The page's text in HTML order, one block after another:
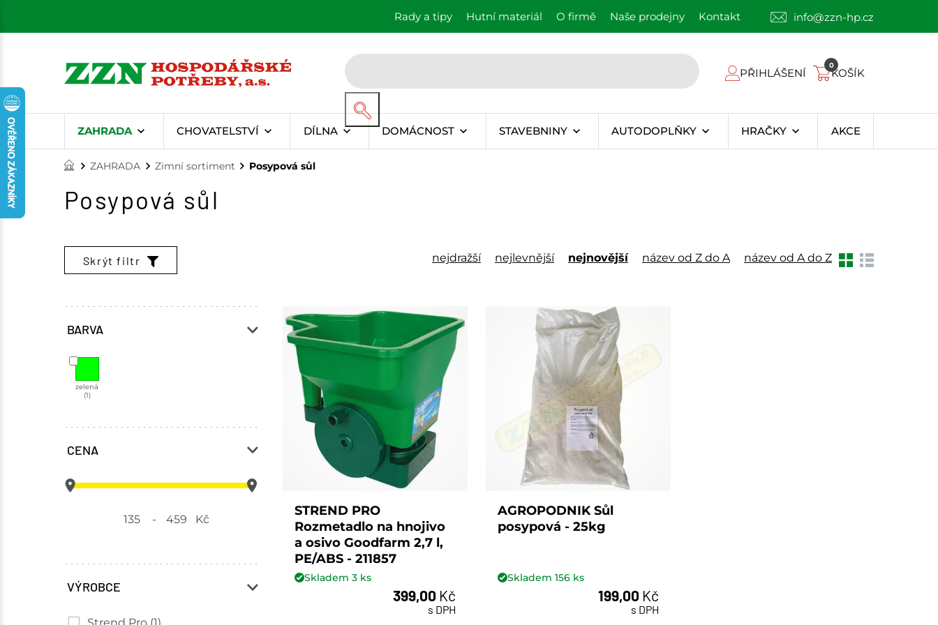
Rady a tipy Hutní materiál O firmě Naše prodejny Kontakt info@zzn-hp.cz
PŘIHLÁŠENÍ
0
KOŠÍK
ZAHRADA CHOVATELSTVÍ DÍLNA DOMÁCNOST STAVEBNINY AUTODOPLŇKY HRAČKY AKCE
ZAHRADA Zimní sortiment Posypová sůl
Posypová sůl
Skrýt filtr nejdražší nejlevnější nejnovější název od Z do A název od A do Z
BARVA
zelená
(1)
CENA
- Kč
VÝROBCE
STREND PRO
Rozmetadlo na hnojivo
a osivo Goodfarm 2,7 l,
PE/ABS - 211857
Skladem3 ks
399,00 Kč
s DPH
AGROPODNIK Sůl
posypová - 25kg
Skladem156 ks
199,00 Kč
s DPH